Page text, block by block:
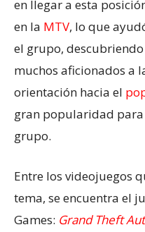
en llegar a esta
en la MTV, lo que
el grupo,
muchos aficionados a
orientación hacia el
gran popularidad para
grupo.
Entre los videojuegos
tema, se encuentra el
Games: Grand Theft